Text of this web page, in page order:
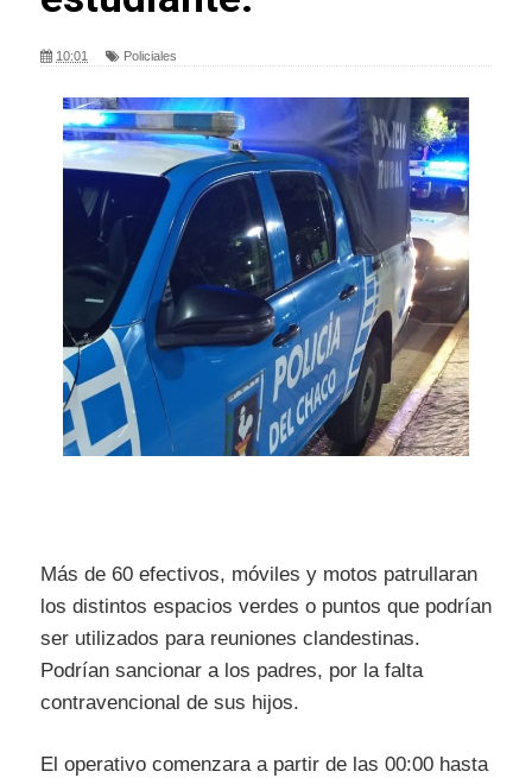
10:01 Policiales
Más de 60 efectivos, móviles y motos patrullaran
los distintos espacios verdes o puntos que podrían
ser utilizados para reuniones clandestinas.
Podrían sancionar a los padres, por la falta
contravencional de sus hijos.
El operativo comenzara a partir de las 00:00 hasta